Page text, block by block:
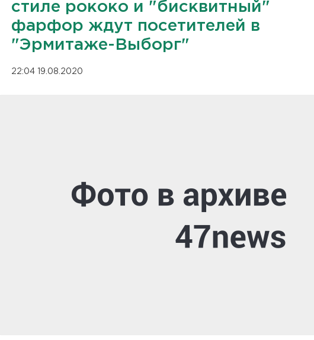
стиле рококо и "бисквитный"
фарфор ждут посетителей в
"Эрмитаже-Выборг"
22:04 19.08.2020